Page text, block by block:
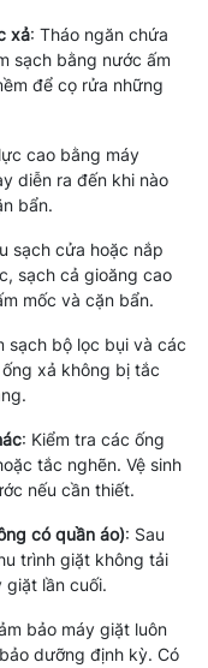
xả: Tháo ngăn chứa
sạch bằng nước ấm
để cọ rửa những
cao bằng máy
diễn ra đến khi nào
bẩn.
sạch cửa hoặc nắp
sạch cả gioăng cao
mốc và cặn bẩn.
sạch bộ lọc bụi và các
xả không bị tắc
: Kiểm tra các ống
tắc nghẽn. Vệ sinh
nếu cần thiết.
có quần áo): Sau
trình giặt không tải
giặt lần cuối.
bảo máy giặt luôn
dưỡng định kỳ. Có